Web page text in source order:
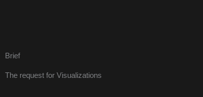
Brief
The request for Visualizations